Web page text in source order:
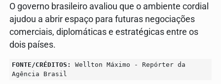
O governo brasileiro avaliou que o ambiente cordial
ajudou a abrir espaço para futuras negociações
comerciais, diplomáticas e estratégicas entre os
dois países.
FONTE/CRÉDITOS:
Wellton Máximo - Repórter da
Agência Brasil